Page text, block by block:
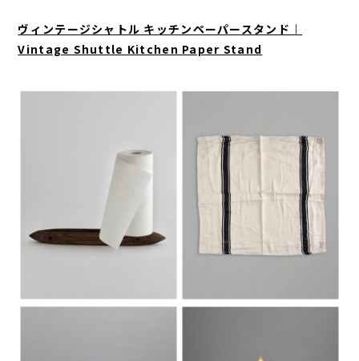
ヴィンテージシャトル キッチンペーパースタンド｜
Vintage Shuttle Kitchen Paper Stand